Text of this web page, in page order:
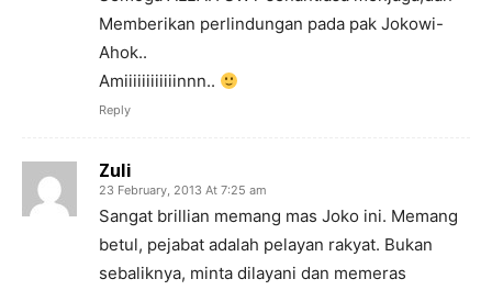
Memberikan perlindungan pada pak Jokowi-
Ahok..
Amiiiiiiiiiiiinnn..
Reply
Zuli
23 February, 2013 At 7:25 am
Sangat brillian memang mas Joko ini. Memang
betul, pejabat adalah pelayan rakyat. Bukan
sebaliknya, minta dilayani dan memeras